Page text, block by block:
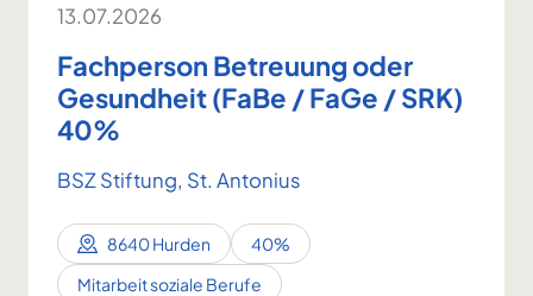
13.07.2026
Fachperson Betreuung oder
Gesundheit (FaBe / FaGe / SRK)
40%
BSZ Stiftung, St. Antonius
8640 Hurden
40%
Mitarbeit soziale Berufe